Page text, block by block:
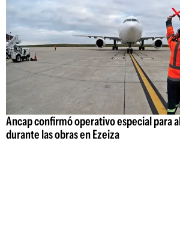
Ancap confirmó operativo especial para
durante las obras en Ezeiza